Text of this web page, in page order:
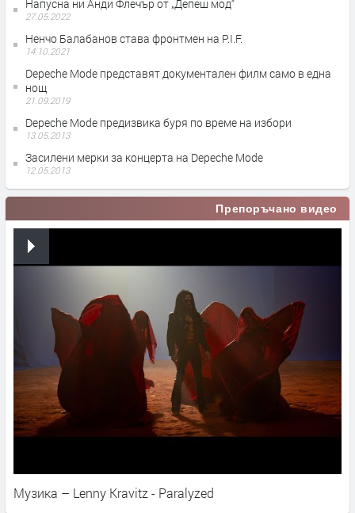
Напусна ни Анди Флечър от „Депеш мод“
27.05.2022
Ненчо Балабанов става фронтмен на P.I.F.
14.10.2021
Depeche Mode представят документален филм само в една
нощ
21.09.2019
Depeche Mode предизвика буря по време на избори
13.05.2013
Засилени мерки за концерта на Depeche Mode
12.05.2013
Препоръчано видео
Музика – Lenny Kravitz - Paralyzed